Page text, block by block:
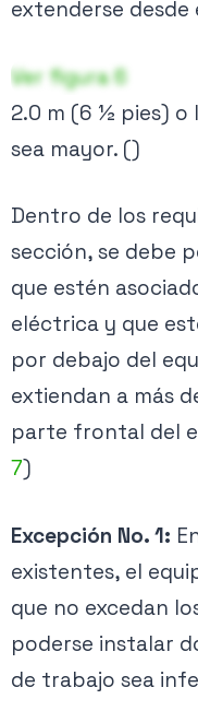
requisito de
Aprox.).
en el espacio de
panel o una
grados. Si las
bisagras tienen
Aprox.), se debe
trabajo de más de
profundidad para
de 90 grados.
extenderse
Ver figura 6
Contenido
Activa tu
Ver
2.0 m (6 1⁄2 pies)
sea mayor. ()
Dentro de los
sección, se debe
que estén
eléctrica y que
por debajo del
extiendan a más
parte frontal del
7)
Excepción No. 1:
existentes, el
que no excedan
poderse instalar
de trabajo sea